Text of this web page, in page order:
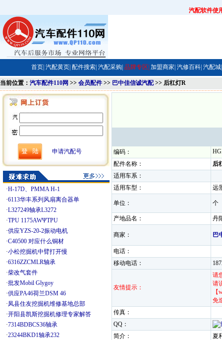
汽配软件使
首页| 汽配黄页| 配件搜索| 汽配采购| 品牌专区| 加盟商家| 汽修百科| 汽配城|
当前位置： 汽车配件110网 >> 会员配件 >> 巴中佳信诚汽配>> 后杠灯R
申请汽配号
·H-17D、PMMA H-1
·6113华丰系列风扇离合器单
·L327249轴承L3272
·TPU 1175AWΨTPU
·供应YZS-20-2振动电机
·C40500 对应什么铜材
·小松挖掘机中臂打开慢
·6316ZZCMLR轴承
·柴改气套件
·批发Mobil Glygoy
·供应PA46荷兰DSM 46
·凤县住友挖掘机维修基地总部
·开阳县凯斯挖掘机修理专家解答
·7314BDBCS36轴承
·23244BKD1轴承232
编码：
配件名称：
后
适用车系：
适用车型：
单位：
产地品名：
商家： 巴
电话：
移动电话：
友情提示：
请
请
免
传真：
QQ：
简介：
夏